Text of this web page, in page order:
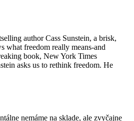
author Cass Sunstein, a brisk,
what freedom really means-and
book, New York Times
asks us to rethink freedom. He
nemáme na sklade, ale zvyčajne